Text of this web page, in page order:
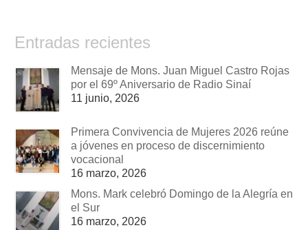
Entradas recientes
Mensaje de Mons. Juan Miguel Castro Rojas
por el 69º Aniversario de Radio Sinaí
11 junio, 2026
Primera Convivencia de Mujeres 2026 reúne
a jóvenes en proceso de discernimiento
vocacional
16 marzo, 2026
Mons. Mark celebró Domingo de la Alegría en
el Sur
16 marzo, 2026